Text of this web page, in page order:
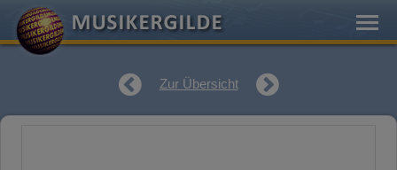
Zur Übersicht